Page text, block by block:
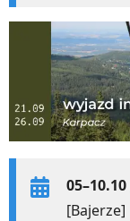
05–10.10
[Bajerze]